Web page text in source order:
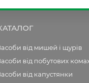
від мишей і щурів
від побутових
від капустянки